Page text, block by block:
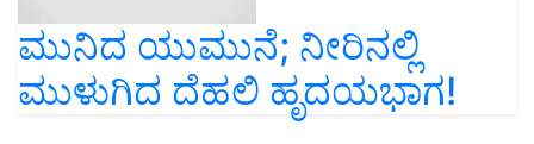
ಮುನಿದ ಯುಮುನೆ; ನೀರಿನಲ್ಲಿ
ಮುಳುಗಿದ ದೆಹಲಿ ಹೃದಯಭಾಗ!